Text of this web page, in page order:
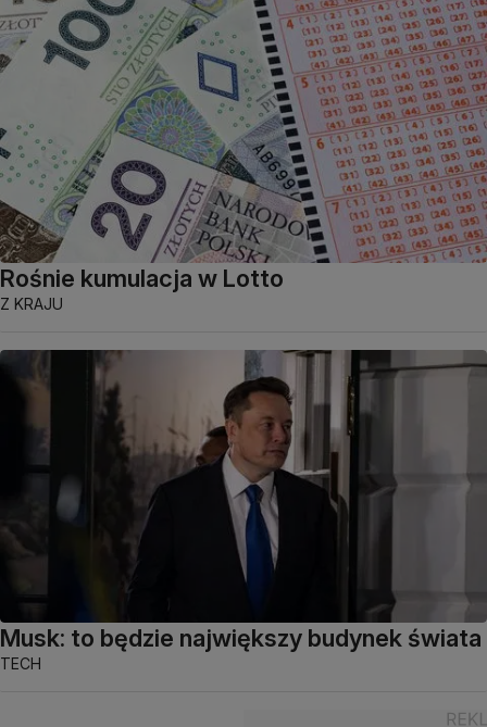
Rośnie kumulacja w Lotto
Z KRAJU
Musk: to będzie największy budynek świata
TECH